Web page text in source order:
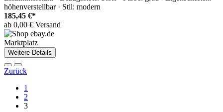
höhenverstellbar · Stil: modern
185,45 €*
ab 0,00 € Versand
Marktplatz
Weitere Details
Zurück
1
2
3